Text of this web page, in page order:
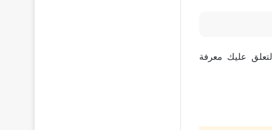
عليك معرفة